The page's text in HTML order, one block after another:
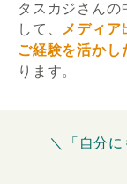
タスカジさんの
して、
メディア
ご経験を活かし
ります。
＼「自分